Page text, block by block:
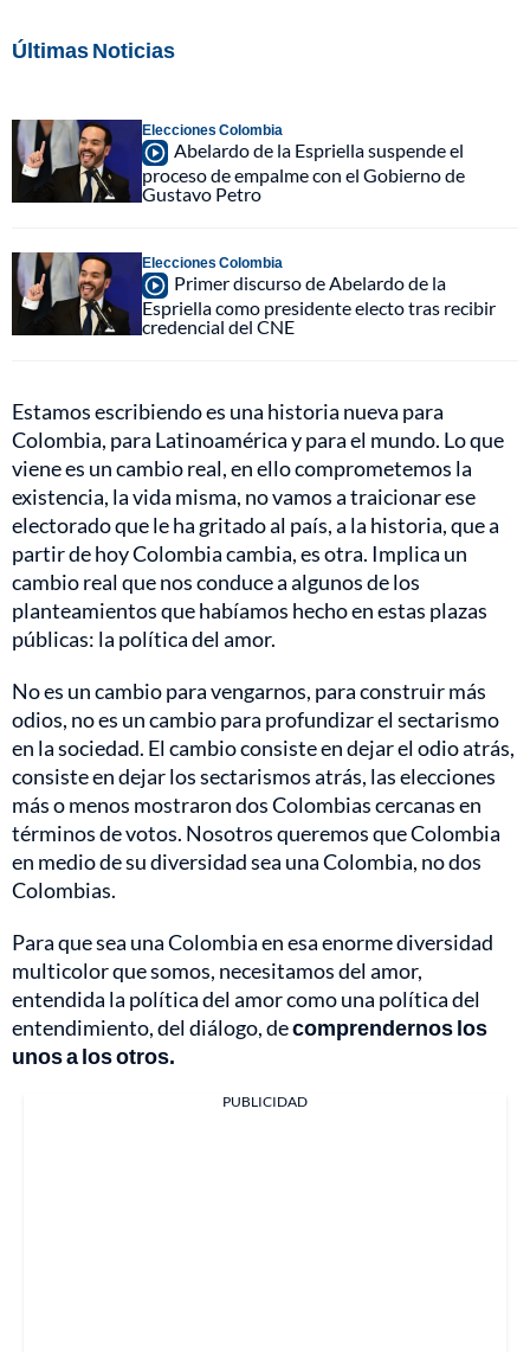
Últimas Noticias
Elecciones Colombia
Abelardo de la Espriella suspende el
proceso de empalme con el Gobierno de
Gustavo Petro
Elecciones Colombia
Primer discurso de Abelardo de la
Espriella como presidente electo tras recibir
credencial del CNE
Estamos escribiendo es una historia nueva para
Colombia, para Latinoamérica y para el mundo. Lo que
viene es un cambio real, en ello comprometemos la
existencia, la vida misma, no vamos a traicionar ese
electorado que le ha gritado al país, a la historia, que a
partir de hoy Colombia cambia, es otra. Implica un
cambio real que nos conduce a algunos de los
planteamientos que habíamos hecho en estas plazas
públicas: la política del amor.
No es un cambio para vengarnos, para construir más
odios, no es un cambio para profundizar el sectarismo
en la sociedad. El cambio consiste en dejar el odio atrás,
consiste en dejar los sectarismos atrás, las elecciones
más o menos mostraron dos Colombias cercanas en
términos de votos. Nosotros queremos que Colombia
en medio de su diversidad sea una Colombia, no dos
Colombias.
Para que sea una Colombia en esa enorme diversidad
multicolor que somos, necesitamos del amor,
entendida la política del amor como una política del
entendimiento, del diálogo, decomprendernos los
unos a los otros.
PUBLICIDAD